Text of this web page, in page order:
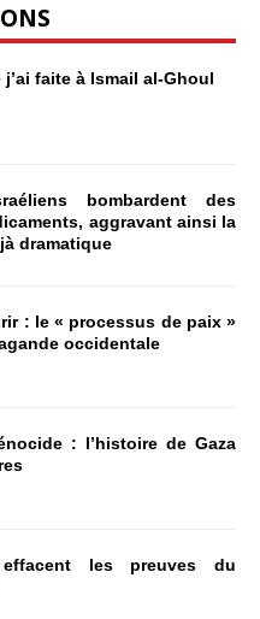
faite à Ismail al-Ghoul
bombardent des
aggravant ainsi la
dramatique
: le « processus de paix »
occidentale
: l’histoire de Gaza
les preuves du